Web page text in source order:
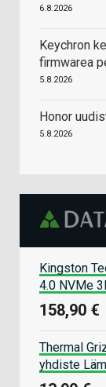
6.8.2026
Keychron
firmwarea
5.8.2026
Honor
5.8.2026
Kingston
4.0 NVMe
158,90 €
Thermal
yhdiste